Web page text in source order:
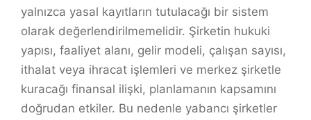
yalnızca yasal kayıtların tutulacağı bir sistem
olarak değerlendirilmemelidir. Şirketin hukuki
yapısı, faaliyet alanı, gelir modeli, çalışan sayısı,
ithalat veya ihracat işlemleri ve merkez şirketle
kuracağı finansal ilişki, planlamanın kapsamını
doğrudan etkiler. Bu nedenle yabancı şirketler